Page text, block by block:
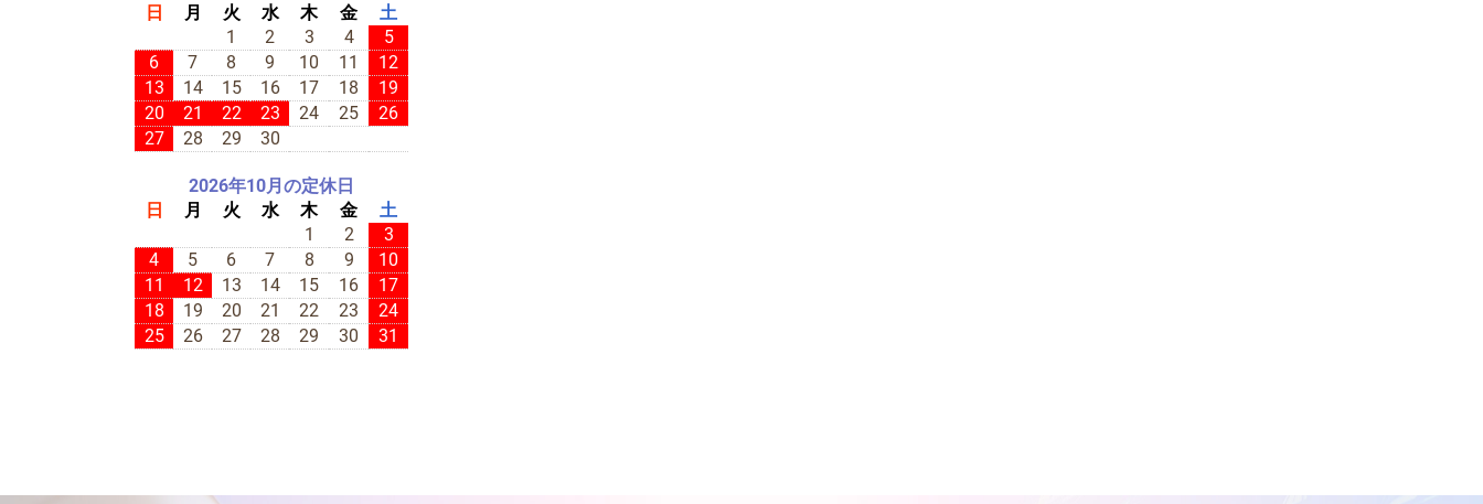
日
月 火 水 木 金
土
1
2 3 4
5
6
7 8 9 10 11
12
13
14 15 16 17 18
19
20
21 22 23 24 25
26
27
28 29 30
2026年10月の定休日
日
月 火 水 木 金
土
1
2
3
4
5 6 7 8 9
10
11
12 13 14 15 16
17
18
19 20 21 22 23
24
25
26 27 28 29 30 31